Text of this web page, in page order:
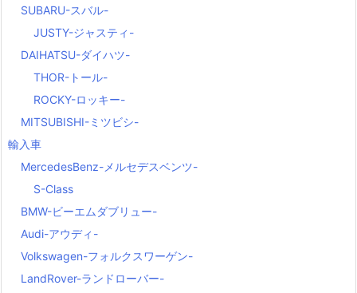
SUBARU-スバル-
JUSTY-ジャスティ-
DAIHATSU-ダイハツ-
THOR-トール-
ROCKY-ロッキー-
MITSUBISHI-ミツビシ-
輸入車
MercedesBenz-メルセデスベンツ-
S-Class
BMW-ビーエムダブリュー-
Audi-アウディ-
Volkswagen-フォルクスワーゲン-
LandRover-ランドローバー-